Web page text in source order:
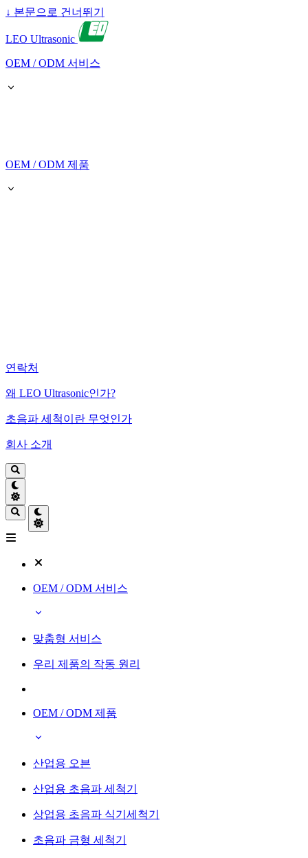
↓ 본문으로 건너뛰기
LEO Ultrasonic
OEM / ODM 서비스
OEM / ODM 제품
연락처
왜 LEO Ultrasonic인가?
초음파 세척이란 무엇인가
회사 소개
OEM / ODM 서비스
맞춤형 서비스
우리 제품의 작동 원리
OEM / ODM 제품
산업용 오븐
산업용 초음파 세척기
상업용 초음파 식기세척기
초음파 금형 세척기